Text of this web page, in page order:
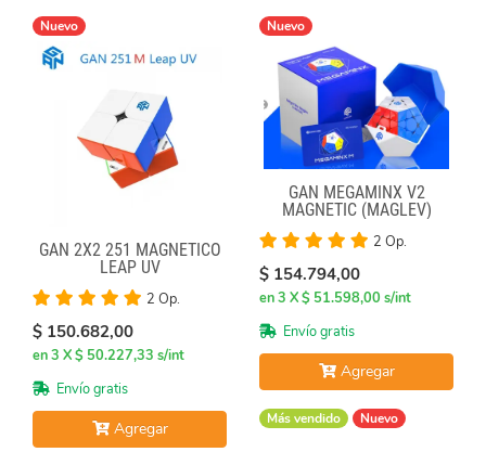
Nuevo
GAN 2X2 251 MAGNÉTICO
LEAP UV
2 Op.
$ 150.682,00
en 3 X $ 50.227,33 s/int
Envío gratis
Agregar
Nuevo
GAN MEGAMINX V2
MAGNETIC (MAGLEV)
2 Op.
$ 154.794,00
en 3 X $ 51.598,00 s/int
Envío gratis
Agregar
Más vendido Nuevo